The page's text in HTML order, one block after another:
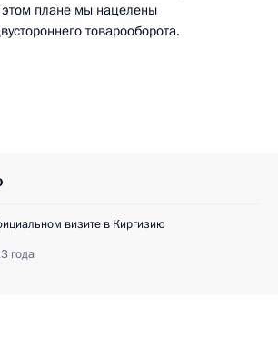
плане мы нацелены
товарооборота.
визите в Киргизию
года